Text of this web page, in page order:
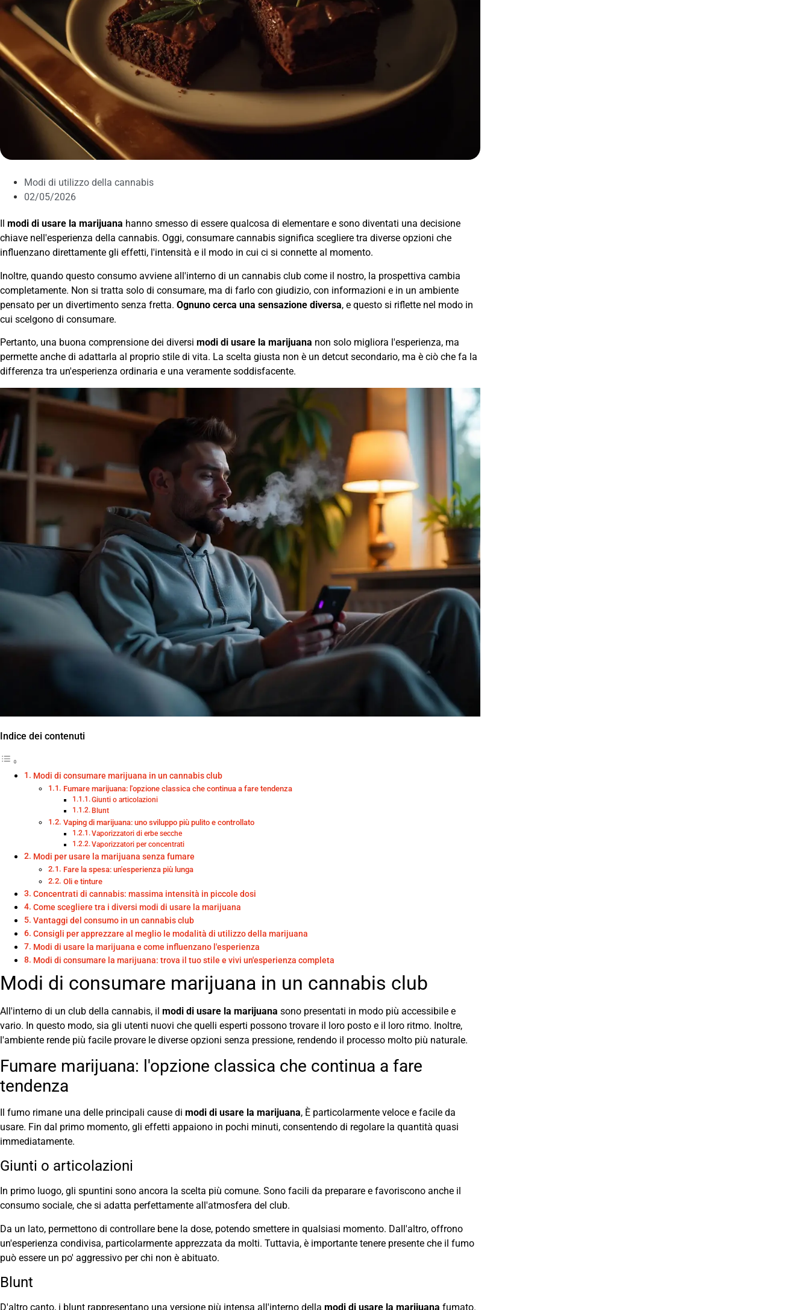
Modi di utilizzo della cannabis
02/05/2026
modi di usare la marijuana hanno smesso di essere qualcosa di elementare e sono diventati una decisione
chiave nell'esperienza della cannabis. Oggi, consumare cannabis significa scegliere tra diverse opzioni che
influenzano direttamente gli effetti, l'intensità e il modo in cui ci si connette al momento.
Inoltre, quando questo consumo avviene all'interno di un cannabis club come il nostro, la prospettiva cambia
completamente. Non si tratta solo di consumare, ma di farlo con giudizio, con informazioni e in un ambiente
pensato per un divertimento senza fretta. Ognuno cerca una sensazione diversa, e questo si riflette nel modo in
cui scelgono di consumare.
Pertanto, una buona comprensione dei diversi modi di usare la marijuana non solo migliora l'esperienza, ma
permette anche di adattarla al proprio stile di vita. La scelta giusta non è un detcut secondario, ma è ciò che fa la
differenza tra un'esperienza ordinaria e una veramente soddisfacente.
Indice dei contenuti
Modi di consumare marijuana in un cannabis club
Fumare marijuana: l'opzione classica che continua a fare tendenza
Giunti o articolazioni
Blunt
Vaping di marijuana: uno sviluppo più pulito e controllato
Vaporizzatori di erbe secche
Vaporizzatori per concentrati
Modi per usare la marijuana senza fumare
Fare la spesa: un'esperienza più lunga
Oli e tinture
Concentrati di cannabis: massima intensità in piccole dosi
Come scegliere tra i diversi modi di usare la marijuana
Vantaggi del consumo in un cannabis club
Consigli per apprezzare al meglio le modalità di utilizzo della marijuana
Modi di usare la marijuana e come influenzano l'esperienza
Modi di consumare la marijuana: trova il tuo stile e vivi un'esperienza completa
Modi di consumare marijuana in un cannabis club
All'interno di un club della cannabis, il modi di usare la marijuana sono presentati in modo più accessibile e
vario. In questo modo, sia gli utenti nuovi che quelli esperti possono trovare il loro posto e il loro ritmo. Inoltre,
l'ambiente rende più facile provare le diverse opzioni senza pressione, rendendo il processo molto più naturale.
Fumare marijuana: l'opzione classica che continua a fare
tendenza
Il fumo rimane una delle principali cause di modi di usare la marijuana, È particolarmente veloce e facile da
usare. Fin dal primo momento, gli effetti appaiono in pochi minuti, consentendo di regolare la quantità quasi
immediatamente.
Giunti o articolazioni
In primo luogo, gli spuntini sono ancora la scelta più comune. Sono facili da preparare e favoriscono anche il
consumo sociale, che si adatta perfettamente all'atmosfera del club.
Da un lato, permettono di controllare bene la dose, potendo smettere in qualsiasi momento. Dall'altro, offrono
un'esperienza condivisa, particolarmente apprezzata da molti. Tuttavia, è importante tenere presente che il fumo
può essere un po' aggressivo per chi non è abituato.
Blunt
D'altro canto, i blunt rappresentano una versione più intensa all'interno della modi di usare la marijuana fumato.